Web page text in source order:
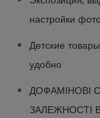
настройки
Детские
удобно
ДОФАМІНОВІ
ЗАЛЕЖНОСТІ